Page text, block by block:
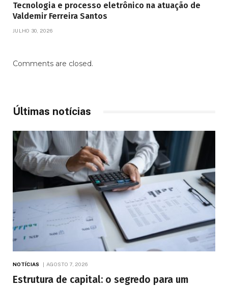
Tecnologia e processo eletrônico na atuação de
Valdemir Ferreira Santos
JULHO 30, 2026
Comments are closed.
Últimas notícias
NOTÍCIAS AGOSTO 7, 2026
Estrutura de capital: o segredo para um